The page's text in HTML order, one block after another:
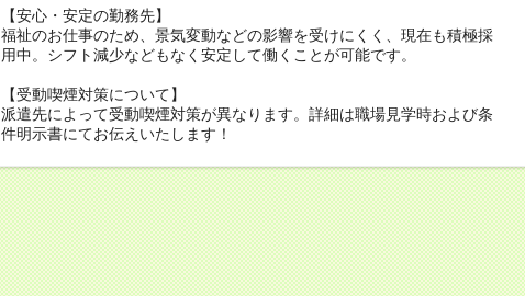
【安心・安定の勤務先】
福祉のお仕事のため、景気変動などの影響を受けにくく、現在も積極採
用中。シフト減少などもなく安定して働くことが可能です。
【受動喫煙対策について】
派遣先によって受動喫煙対策が異なります。詳細は職場見学時および条
件明示書にてお伝えいたします！